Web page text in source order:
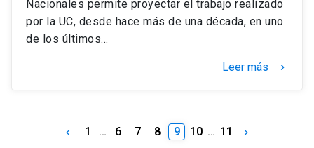
Nacionales permite proyectar el trabajo realizado
por la UC, desde hace más de una década, en uno
de los últimos…
Leer más keyboard_arrow_right
keyboard_arrow_left 1 … 6 7 8 9 10 … 11 keyboard_arrow_right